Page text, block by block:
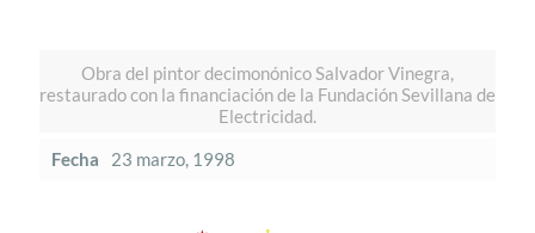
Obra del pintor decimonónico Salvador Vinegra,
restaurado con la financiación de la Fundación Sevillana de
Electricidad.
Fecha
23 marzo, 1998